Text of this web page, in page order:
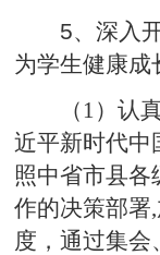
5、深入
为学生健康成
（1）认
近平新时代中
照中省市县
作的决策部署
度，通过集